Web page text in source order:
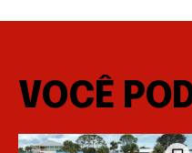
VOCÊ